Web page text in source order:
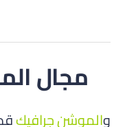
مجال
والموشن جرافيك